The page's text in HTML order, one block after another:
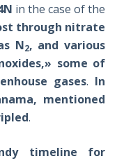
in the case of the
through nitrate
N2, and various
some of
gases. In
, mentioned
.
timeline for